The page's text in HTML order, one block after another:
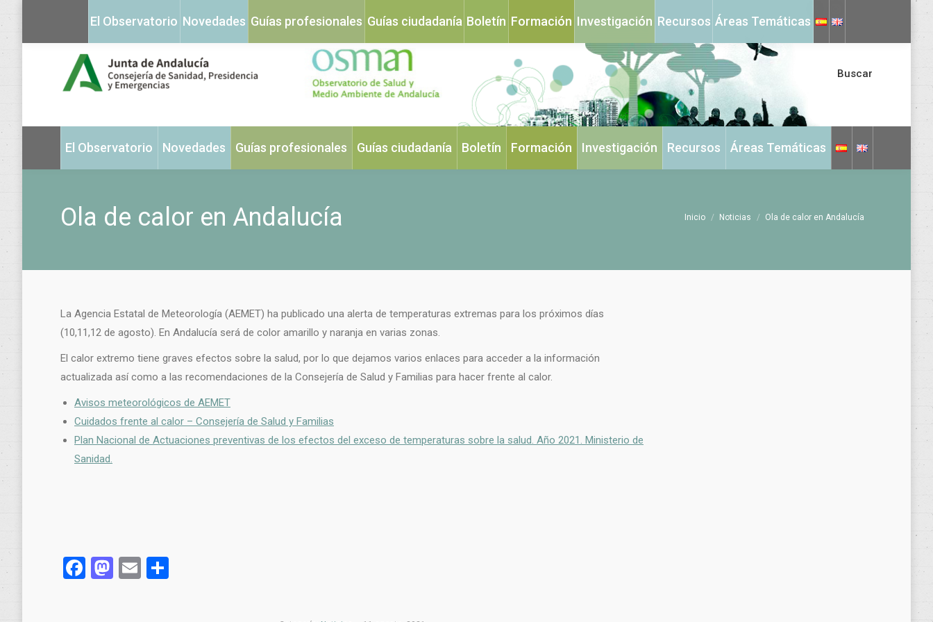
X
Instagram
in
Buscar
El Observatorio Novedades Guías profesionales Guías ciudadanía Boletín Formación Investigación Recursos Áreas Temáticas
Ola de calor en Andalucía Estás aquí:
Inicio Noticias Ola de calor en Andalucía
La Agencia Estatal de Meteorología (AEMET) ha publicado una alerta de temperaturas extremas para los próximos días
(10,11,12 de agosto). En Andalucía será de color amarillo y naranja en varias zonas.
El calor extremo tiene graves efectos sobre la salud, por lo que dejamos varios enlaces para acceder a la información
actualizada así como a las recomendaciones de la Consejería de Salud y Familias para hacer frente al calor.
Avisos meteorológicos de AEMET
Cuidados frente al calor – Consejería de Salud y Familias
Plan Nacional de Actuaciones preventivas de los efectos del exceso de temperaturas sobre la salud. Año 2021. Ministerio de
Sanidad.
Facebook
Mastodon
Email
El Observatorio Novedades Guías profesionales Guías ciudadanía Boletín Formación Investigación Recursos Áreas Temáticas